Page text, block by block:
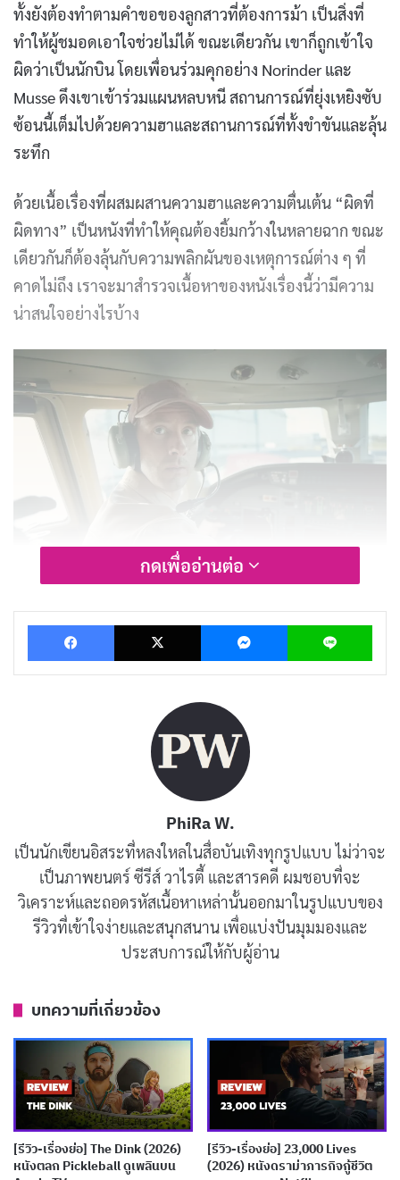
ทั้งยังต้องทำตามคำขอของลูกสาวที่ต้องการม้า เป็นสิ่งที่
ทำให้ผู้ชมอดเอาใจช่วยไม่ได้ ขณะเดียวกัน เขาก็ถูกเข้าใจ
ผิดว่าเป็นนักบิน โดยเพื่อนร่วมคุกอย่าง Norinder และ
Musse ดึงเขาเข้าร่วมแผนหลบหนี สถานการณ์ที่ยุ่งเหยิงซับ
ซ้อนนี้เต็มไปด้วยความฮาและสถานการณ์ที่ทั้งขำขันและลุ้น
ระทึก
ด้วยเนื้อเรื่องที่ผสมผสานความฮาและความตื่นเต้น “ผิดที่
ผิดทาง” เป็นหนังที่ทำให้คุณต้องยิ้มกว้างในหลายฉาก ขณะ
เดียวกันก็ต้องลุ้นกับความพลิกผันของเหตุการณ์ต่าง ๆ ที่
คาดไม่ถึง เราจะมาสำรวจเนื้อหาของหนังเรื่องนี้ว่ามีความ
น่าสนใจอย่างไรบ้าง
รีวิวและเรื่องย่อ ผิดที่ ผิดทาง (Trouble)
“ผิดที่ ผิดทาง” เปิดเรื่องด้วย Conny ที่กำลังติดตั้งทีวีใน
บ้านลูกค้า แต่กลับกลายเป็นว่ามีการฆาตกรรมเกิดขึ้นโดยที่
เขาไม่รู้ตัว ความสับสนนี้ทำให้เขาถืออาวุธสังหารโดยไม่รู้ตัว
อีกด้วย ความเข้าใจผิดทำให้ Conny ถูกจับกุมในข้อหา
ฆาตกรรม ทั้ง ๆ ที่เขาไม่ได้ทำอะไรผิด สิ่งที่ทำให้เรื่องนี้มี
ความพิเศษคือ ความไม่สมจริงของเหตุการณ์ที่เกิดขึ้นแต่
กลับสามารถสร้างความบันเทิงได้อย่างน่าเหลือเชื่อ
ตัวหนังใช้วิธีการเล่าเรื่องที่ต้องอาศัยการหยุดความเชื่อเล็ก
น้อย เช่น การที่หูฟังตัดเสียงทำให้ Conny ไม่ได้ยินเสียงการ
ฆาตกรรมที่เกิดขึ้นข้างหลังเขา ทั้งหมดนี้ทำให้คนดูต้อง
ยอมรับในความไม่สมเหตุสมผลเหล่านี้เพื่อเพลิดเพลินกับ
ความบันเทิงที่หนังมอบให้ “ผิดที่ ผิดทาง” จึงกลายเป็นหนัง
ของสถานการณ์ที่ตึงเครียดอย่างลงตัว
บทความที่เกี่ยวข้อง
[รีวิว-เรื่องย่อ] The Truthers (2026) หนังดราม่า
ทริลเลอร์สเปน เมื่อทฤษฎีสมคบคิดกลืนกิน
ครอบครัว
เผยแพร่เมื่อ: 1 สัปดาห์ ที่ผ่านมา
กดเพื่ออ่านต่อ
Facebook X Messenger Line
PhiRa W.
เป็นนักเขียนอิสระที่หลงใหลในสื่อบันเทิงทุกรูปแบบ ไม่ว่าจะ
เป็นภาพยนตร์ ซีรีส์ วาไรตี้ และสารคดี ผมชอบที่จะ
วิเคราะห์และถอดรหัสเนื้อหาเหล่านั้นออกมาในรูปแบบของ
รีวิวที่เข้าใจง่ายและสนุกสนาน เพื่อแบ่งปันมุมมองและ
ประสบการณ์ให้กับผู้อ่าน
บทความที่เกี่ยวข้อง
[รีวิว-เรื่องย่อ] The Dink (2026)
หนังตลก Pickleball ดูเพลินบน
[รีวิว-เรื่องย่อ] 23,000 Lives
(2026) หนังดราม่าภารกิจกู้ชีวิต